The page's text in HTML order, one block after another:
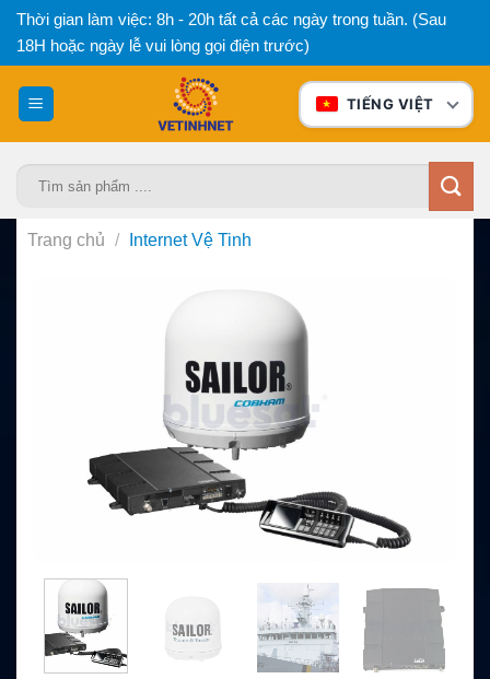
Bỏ
qua
nội
dung
Thời gian làm việc: 8h - 20h tất cả các ngày trong tuần. (Sau
18H hoặc ngày lễ vui lòng gọi điện trước)
TIẾNG VIỆT
Trang chủ / Internet Vệ Tinh